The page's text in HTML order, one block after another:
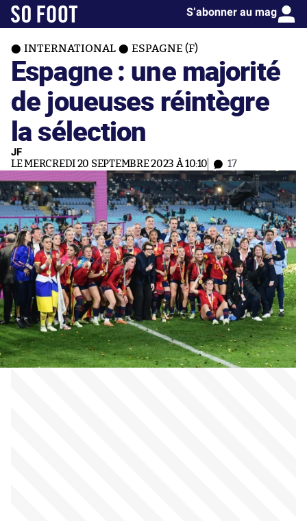
S’abonner au mag
INTERNATIONAL ESPAGNE (F)
Espagne : une majorité
de joueuses réintègre
la sélection
JF
LE MERCREDI 20 SEPTEMBRE 2023 À 10:10 17